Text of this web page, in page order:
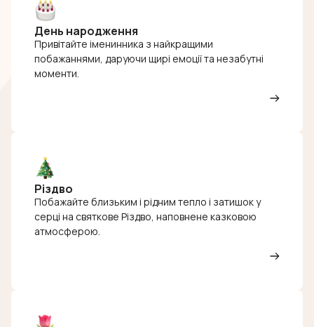
День народження
Привітайте іменинника з найкращими
побажаннями, даруючи щирі емоції та незабутні
моменти.
Різдво
Побажайте близьким і рідним тепло і затишок у
серці на святкове Різдво, наповнене казковою
атмосферою.